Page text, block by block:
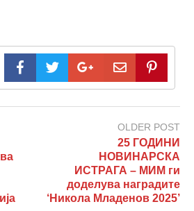
OLDER POST
25 ГОДИНИ
НОВИНАРСКА
ИСТРАГА – МИМ ги
доделува наградите
‘Никола Младенов 2025’